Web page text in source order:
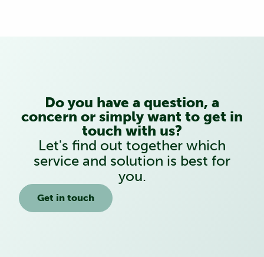
Do you have a question, a
concern or simply want to get in
touch with us?
Let's find out together which
service and solution is best for
you.
Get in touch